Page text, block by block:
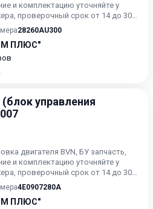
и комплектацию уточняйте у
проверочный срок от 14 до 30
28260AU300
ПЛЮС"
управления
двигателя BVN, БУ запчасть,
и комплектацию уточняйте у
проверочный срок от 14 до 30
4E0907280A
ПЛЮС"